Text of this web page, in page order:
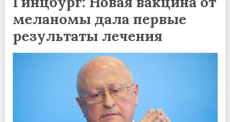
меланомы дала первые
результаты лечения